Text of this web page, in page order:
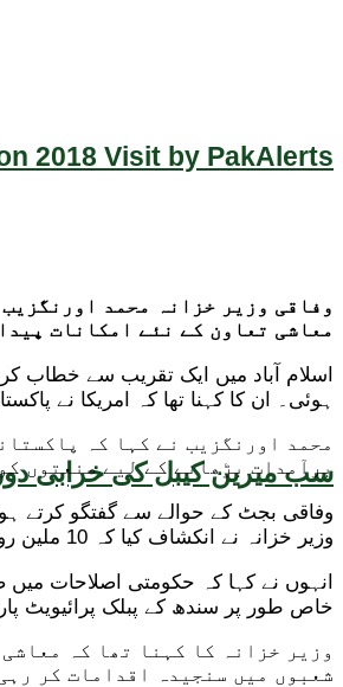
2018 Visit by PakAlerts
سب میرین کیبل کی خرابی
وفاقی وزیر خزانہ محمد
معاشی تعاون کے نئے امکانات
اسلام آباد میں ایک تقریب سے خطاب
ہوئی۔ ان کا کہنا تھا کہ امریکا نے
محمد اورنگزیب نے کہا کہ
برآمدات بڑھانے کے لیے صنعتوں
وفاقی بجٹ کے حوالے سے گفتگو کرتے
وزیر خزانہ نے انکشاف کیا کہ 10 ملین روپے سے زائد پنشن پر 5 فیصد ٹیکس عائد کرنے کی تجویز دی گئی ہے تاکہ مالی بوجھ کو متوازن کیا جا سکے۔
انہوں نے کہا کہ حکومتی اصلاحات میں
خاص طور پر سندھ کے پبلک پرائیویٹ
وزیر خزانہ کا کہنا تھا کہ
شعبوں میں سنجیدہ اقدامات کر